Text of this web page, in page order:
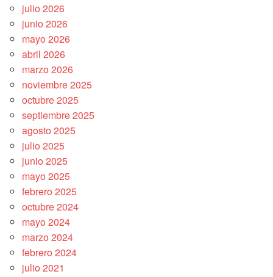
julio 2026
junio 2026
mayo 2026
abril 2026
marzo 2026
noviembre 2025
octubre 2025
septiembre 2025
agosto 2025
julio 2025
junio 2025
mayo 2025
febrero 2025
octubre 2024
mayo 2024
marzo 2024
febrero 2024
julio 2021